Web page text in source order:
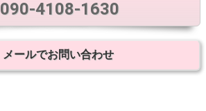
090-4108-1630
メールでお問い合わせ